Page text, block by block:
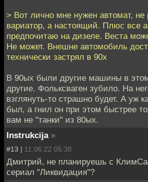
> Вот лично мне нужен автомат, не
вариатор, а настоящий. Плюс все
предпочитаю на дизеле. Веста
Не может. Внешне автомобиль
технически застрял в 90х
В 90ых были другие машины в
другие. Фольксваген зубило. На
взглянуть-то страшно будет. А уж
был, а гнил он при этом быстрее
вам не "танки" из 80ых.
Instrukcija »
#13 | 11.06.22 05:38
Дмитрий, не планируешь с
сериал "Ликвидация"?